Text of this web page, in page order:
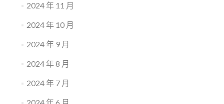
2024 年 11 月
2024 年 10 月
2024 年 9 月
2024 年 8 月
2024 年 7 月